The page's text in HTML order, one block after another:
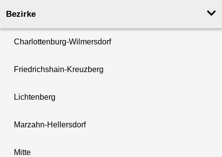
Bezirke
Charlottenburg-Wilmersdorf
Friedrichshain-Kreuzberg
Lichtenberg
Marzahn-Hellersdorf
Mitte